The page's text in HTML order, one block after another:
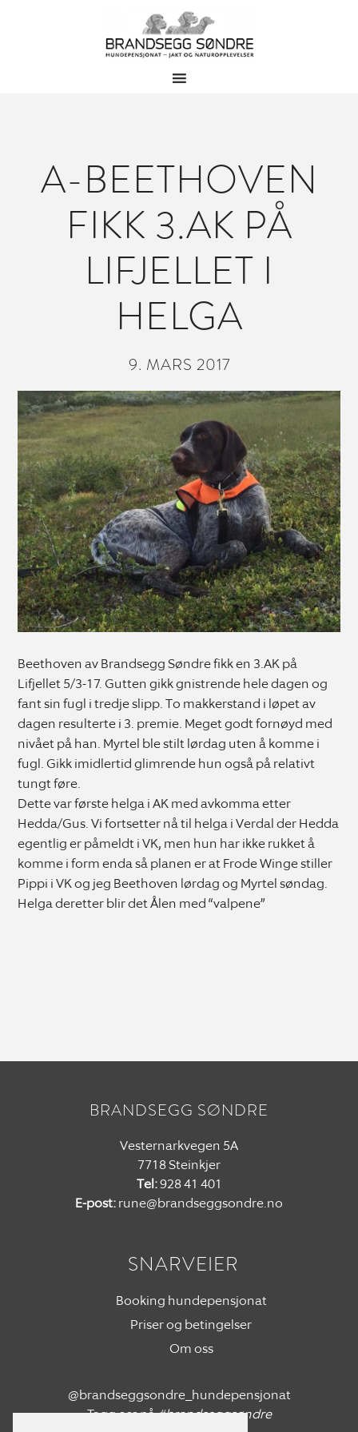
A-BEETHOVEN
FIKK 3.AK PÅ
LIFJELLET I
HELGA
9. MARS 2017
Beethoven av Brandsegg Søndre fikk en 3.AK på
Lifjellet 5/3-17. Gutten gikk gnistrende hele dagen og
fant sin fugl i tredje slipp. To makkerstand i løpet av
dagen resulterte i 3. premie. Meget godt fornøyd med
nivået på han. Myrtel ble stilt lørdag uten å komme i
fugl. Gikk imidlertid glimrende hun også på relativt
tungt føre.
Dette var første helga i AK med avkomma etter
Hedda/Gus. Vi fortsetter nå til helga i Verdal der Hedda
egentlig er påmeldt i VK, men hun har ikke rukket å
komme i form enda så planen er at Frode Winge stiller
Pippi i VK og jeg Beethoven lørdag og Myrtel søndag.
Helga deretter blir det Ålen med “valpene”
BRANDSEGG SØNDRE
Vesternarkvegen 5A
7718 Steinkjer
Tel:928 41 401
E-post:rune@brandseggsondre.no
SNARVEIER
Booking hundepensjonat
Priser og betingelser
Om oss
@brandseggsondre_hundepensjonat
Tagg oss på#brandseggsøndre